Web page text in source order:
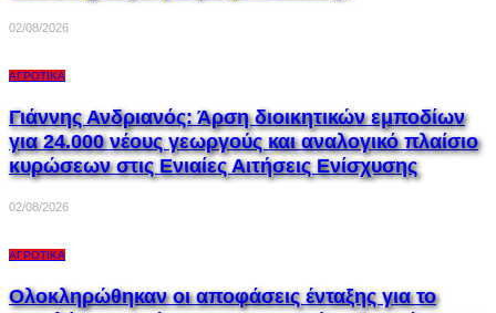
02/08/2026
ΑΓΡΟΤΙΚΆ
Γιάννης Ανδριανός: Άρση διοικητικών εμποδίων
για 24.000 νέους γεωργούς και αναλογικό πλαίσιο
κυρώσεων στις Ενιαίες Αιτήσεις Ενίσχυσης
02/08/2026
ΑΓΡΟΤΙΚΆ
Ολοκληρώθηκαν οι αποφάσεις ένταξης για το